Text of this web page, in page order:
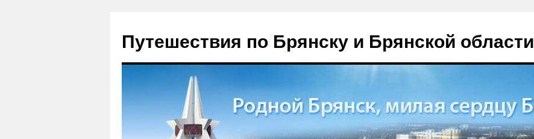
Путешествия по Брянску и Брянской области